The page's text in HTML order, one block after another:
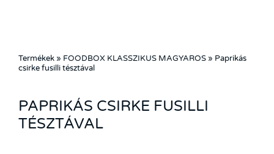
Termékek » FOODBOX KLASSZIKUS MAGYAROS » Paprikás
csirke fusilli tésztával
PAPRIKÁS CSIRKE FUSILLI
TÉSZTÁVAL